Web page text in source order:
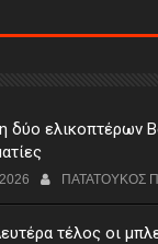
δύο ελικοπτέρων
ΠΑΤΑΤΟΥΚΟΣ
τέλος οι